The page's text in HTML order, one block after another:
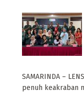
SAMARINDA –
penuh keakraban